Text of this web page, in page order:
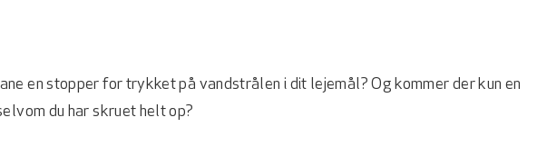
en stopper for trykket på vandstrålen i dit lejemål? Og kommer der kun en
du har skruet helt op?